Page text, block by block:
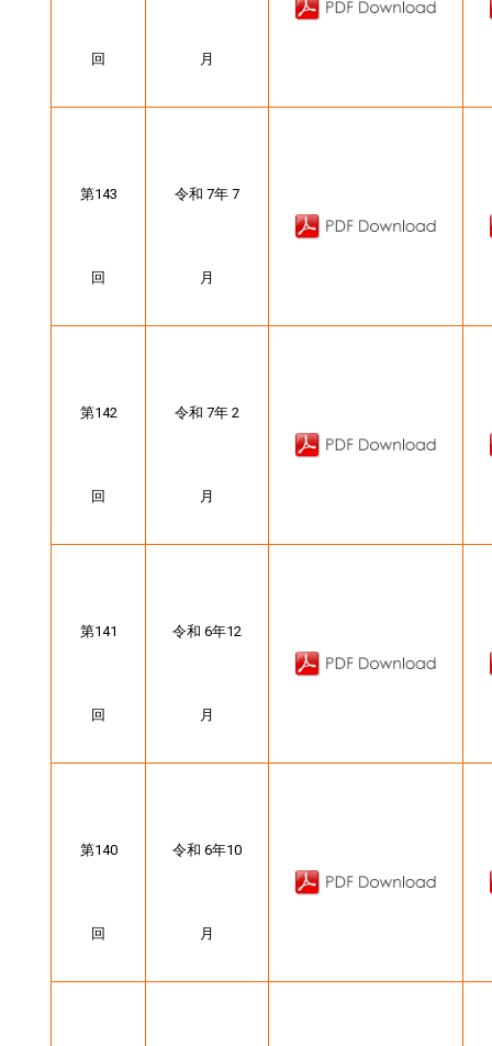
回 月
第143
回
令和 7年 7
月
第142
回
令和 7年 2
月
第141
回
令和 6年12
月
第140
回
令和 6年10
月